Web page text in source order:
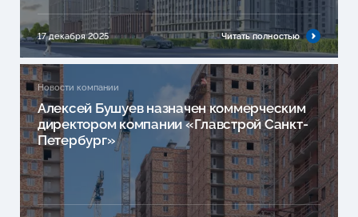
17 декабря 2025 Читать полностью
Новости компании
Алексей Бушуев назначен коммерческим
директором компании «Главстрой Санкт-
Петербург»